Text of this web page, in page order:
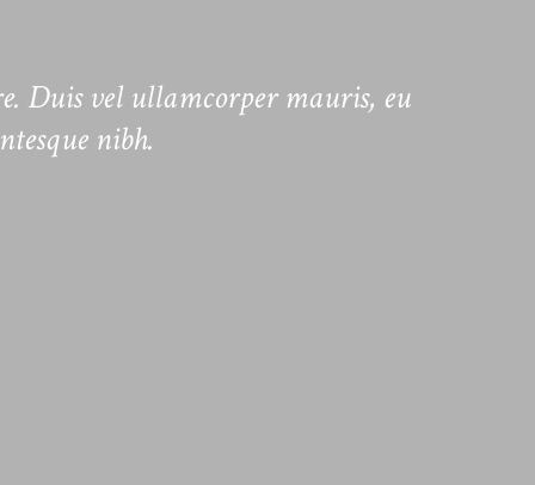
Duis vel ullamcorper mauris, eu
nibh.